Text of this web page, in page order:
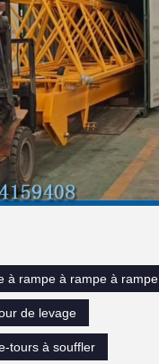
à rampe à rampe à rampe
de levage
tours à souffler